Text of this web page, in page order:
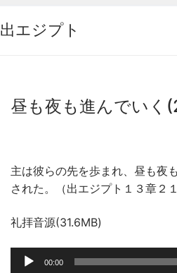
出エジプト
昼も夜も進んでいく
主は彼らの先を歩まれ、昼も夜
された。（出エジプト１３章２１
礼拝音源(31.6MB)
00:00